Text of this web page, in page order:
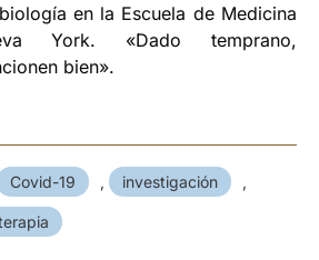
en la Escuela de Medicina
York. «Dado temprano,
bien».
Covid-19 , investigación ,